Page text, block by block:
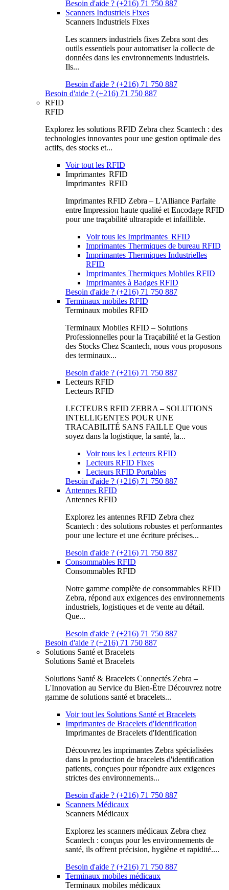
Besoin d'aide ? (+216) 71 750 887
Scanners Industriels Fixes
Scanners Industriels Fixes
Les scanners industriels fixes Zebra sont des
outils essentiels pour automatiser la collecte de
données dans les environnements industriels.
Ils...
Besoin d'aide ? (+216) 71 750 887
Besoin d'aide ? (+216) 71 750 887
RFID
RFID
Explorez les solutions RFID Zebra chez Scantech : des
technologies innovantes pour une gestion optimale des
actifs, des stocks et...
Voir tout les RFID
Imprimantes RFID
Imprimantes RFID
Imprimantes RFID Zebra – L'Alliance Parfaite
entre Impression haute qualité et Encodage RFID
pour une traçabilité ultrarapide et infaillible.
Voir tous les Imprimantes RFID
Imprimantes Thermiques de bureau RFID
Imprimantes Thermiques Industrielles
RFID
Imprimantes Thermiques Mobiles RFID
Imprimantes à Badges RFID
Besoin d'aide ? (+216) 71 750 887
Terminaux mobiles RFID
Terminaux mobiles RFID
Terminaux Mobiles RFID – Solutions
Professionnelles pour la Traçabilité et la Gestion
des Stocks Chez Scantech, nous vous proposons
des terminaux...
Besoin d'aide ? (+216) 71 750 887
Lecteurs RFID
Lecteurs RFID
LECTEURS RFID ZEBRA – SOLUTIONS
INTELLIGENTES POUR UNE
TRACABILITÉ SANS FAILLE Que vous
soyez dans la logistique, la santé, la...
Voir tous les Lecteurs RFID
Lecteurs RFID Fixes
Lecteurs RFID Portables
Besoin d'aide ? (+216) 71 750 887
Antennes RFID
Antennes RFID
Explorez les antennes RFID Zebra chez
Scantech : des solutions robustes et performantes
pour une lecture et une écriture précises...
Besoin d'aide ? (+216) 71 750 887
Consommables RFID
Consommables RFID
Notre gamme complète de consommables RFID
Zebra, répond aux exigences des environnements
industriels, logistiques et de vente au détail.
Que...
Besoin d'aide ? (+216) 71 750 887
Besoin d'aide ? (+216) 71 750 887
Solutions Santé et Bracelets
Solutions Santé et Bracelets
Solutions Santé & Bracelets Connectés Zebra –
L'Innovation au Service du Bien-Être Découvrez notre
gamme de solutions santé et bracelets...
Voir tout les Solutions Santé et Bracelets
Imprimantes de Bracelets d'Identification
Imprimantes de Bracelets d'Identification
Découvrez les imprimantes Zebra spécialisées
dans la production de bracelets d'identification
patients, conçues pour répondre aux exigences
strictes des environnements...
Besoin d'aide ? (+216) 71 750 887
Scanners Médicaux
Scanners Médicaux
Explorez les scanners médicaux Zebra chez
Scantech : conçus pour les environnements de
santé, ils offrent précision, hygiène et rapidité....
Besoin d'aide ? (+216) 71 750 887
Terminaux mobiles médicaux
Terminaux mobiles médicaux